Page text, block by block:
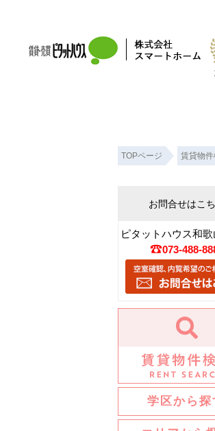
ファーストビル 和歌山市の賃貸事務所！｜ピタットハ
TOPページ 賃貸物
お問合せはこ
ピタットハウス和
073-488-
学区から探